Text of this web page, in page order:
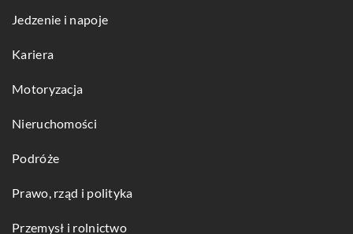
Jedzenie i napoje
Kariera
Motoryzacja
Nieruchomości
Podróże
Prawo, rząd i polityka
Przemysł i rolnictwo